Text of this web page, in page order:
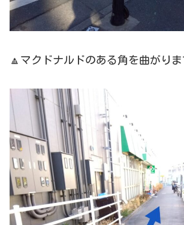
🔼マクドナルドのある角を曲がりま